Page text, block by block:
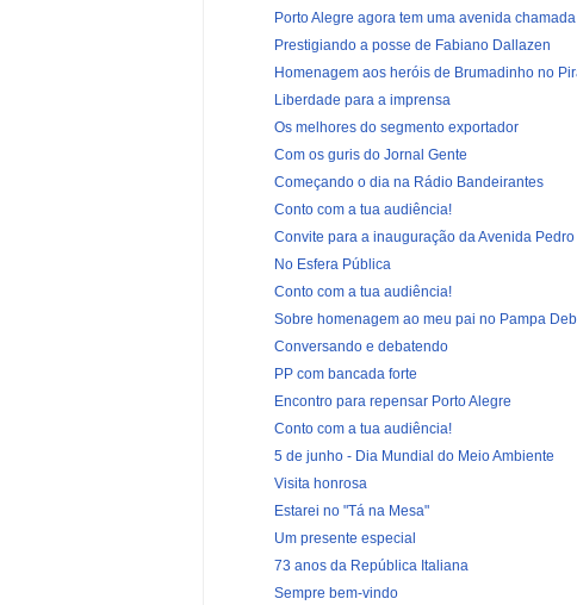
Porto Alegre agora tem uma avenida
Prestigiando a posse de Fabiano Dallazen
Homenagem aos heróis de Brumadinho no
Liberdade para a imprensa
Os melhores do segmento exportador
Com os guris do Jornal Gente
Começando o dia na Rádio Bandeirantes
Conto com a tua audiência!
Convite para a inauguração da Avenida Pedro
No Esfera Pública
Conto com a tua audiência!
Sobre homenagem ao meu pai no Pampa
Conversando e debatendo
PP com bancada forte
Encontro para repensar Porto Alegre
Conto com a tua audiência!
5 de junho - Dia Mundial do Meio Ambiente
Visita honrosa
Estarei no "Tá na Mesa"
Um presente especial
73 anos da República Italiana
Sempre bem-vindo